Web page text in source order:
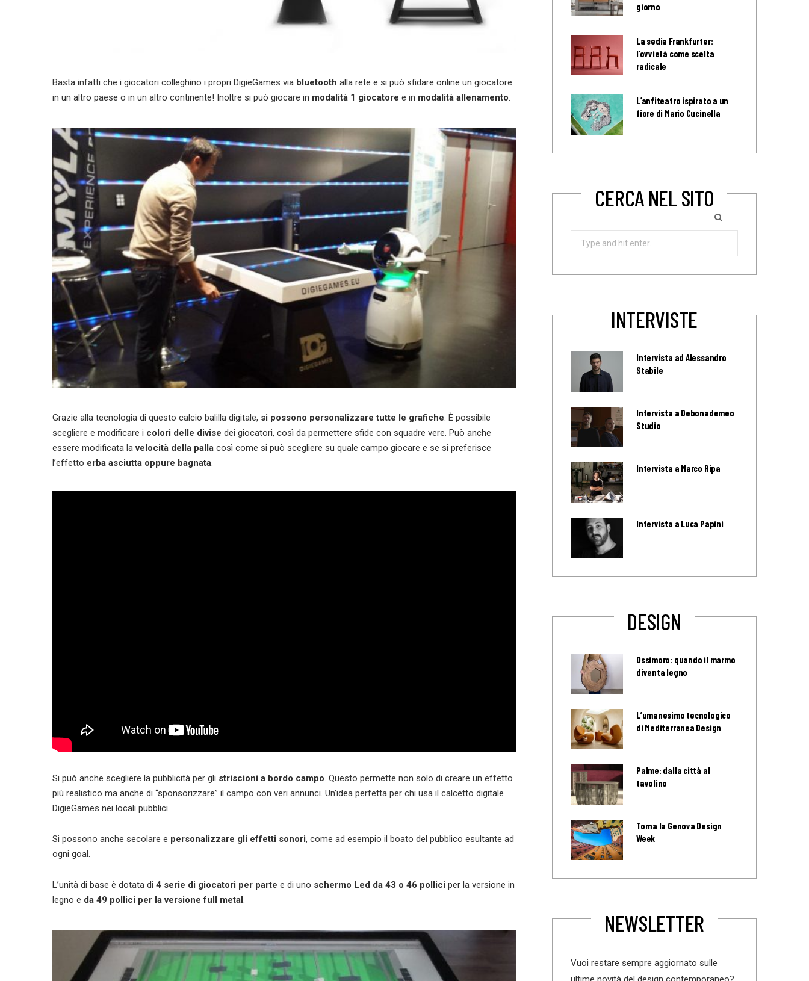
Basta infatti che i giocatori colleghino i propri DigieGames via bluetooth alla rete e si può sfidare online un giocatore
in un altro paese o in un altro continente! Inoltre si può giocare in modalità 1 giocatore e in modalità allenamento.
Grazie alla tecnologia di questo calcio balilla digitale, si possono personalizzare tutte le grafiche. È possibile
scegliere e modificare i colori delle divise dei giocatori, così da permettere sfide con squadre vere. Può anche
essere modificata lavelocità della palla così come si può scegliere su quale campo giocare e se si preferisce
l’effetto erba asciutta oppure bagnata.
Si può anche scegliere la pubblicità per gli striscioni a bordo campo. Questo permette non solo di creare un effetto
più realistico ma anche di “sponsorizzare” il campo con veri annunci. Un’idea perfetta per chi usa il calcetto digitale
DigieGames nei locali pubblici.
Si possono anche secolare e personalizzare gli effetti sonori, come ad esempio il boato del pubblico esultante ad
ogni goal.
L’unità di base è dotata di 4 serie di giocatori per parte e di uno schermo Led da 43 o 46 pollici per la versione in
legno e da 49 pollici per la versione full metal .
giorno
La sedia Frankfurter:
l’ovvietà come scelta
radicale
L’anfiteatro ispirato a un
fiore di Mario Cucinella
CERCA NEL SITO
Search
INTERVISTE
Intervista ad Alessandro
Stabile
Intervista a Debonademeo
Studio
Intervista a Marco Ripa
Intervista a Luca Papini
DESIGN
Ossimoro: quando il marmo
diventa legno
L’umanesimo tecnologico
di Mediterranea Design
Palme: dalla città al
tavolino
Torna la Genova Design
Week
NEWSLETTER
Vuoi restare sempre aggiornato sulle